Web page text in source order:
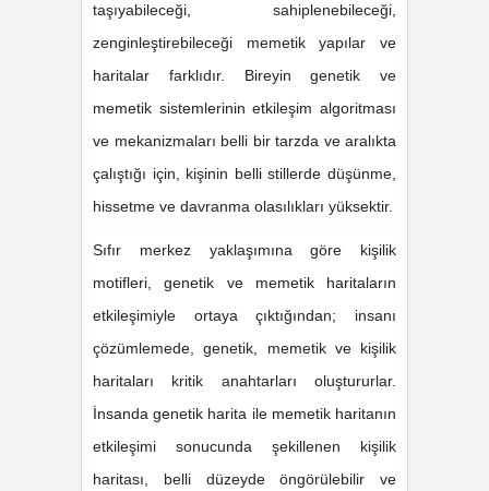
taşıyabileceği, sahiplenebileceği,
zenginleştirebileceği memetik yapılar ve
haritalar farklıdır. Bireyin genetik ve
memetik sistemlerinin etkileşim algoritması
ve mekanizmaları belli bir tarzda ve aralıkta
çalıştığı için, kişinin belli stillerde düşünme,
hissetme ve davranma olasılıkları yüksektir.
Sıfır merkez yaklaşımına göre kişilik
motifleri, genetik ve memetik haritaların
etkileşimiyle ortaya çıktığından; insanı
çözümlemede, genetik, memetik ve kişilik
haritaları kritik anahtarları oluştururlar.
İnsanda genetik harita ile memetik haritanın
etkileşimi sonucunda şekillenen kişilik
haritası, belli düzeyde öngörülebilir ve